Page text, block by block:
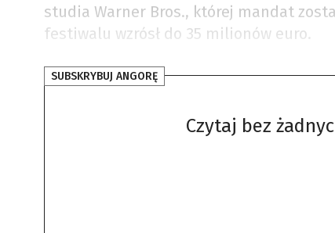
studia Warner Bros., której mandat
festiwalu wzrósł do 35 milionów euro.
SUBSKRYBUJ ANGORĘ
Czytaj bez